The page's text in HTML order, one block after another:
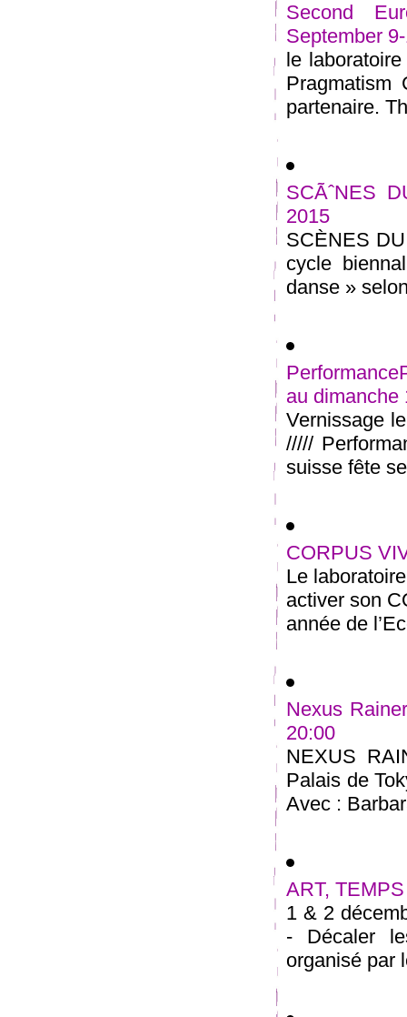
Second
September
le
Pragmatism
partenaire.
SCÃˆNES
2015
SCÈNES
cycle
danse »
au
Vernissage
/////
suisse fête
CORPUS
Le
activer son
année de
Nexus
20:00
NEXUS
Palais de
Avec :
ART,
1 & 2
- Décaler
organisé par